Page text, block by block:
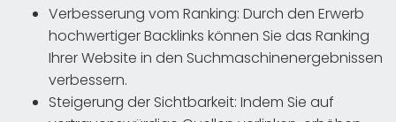
Verbesserung vom Ranking: Durch den Erwerb
hochwertiger Backlinks können Sie das Ranking
Ihrer Website in den Suchmaschinenergebnissen
verbessern.
Steigerung der Sichtbarkeit: Indem Sie auf